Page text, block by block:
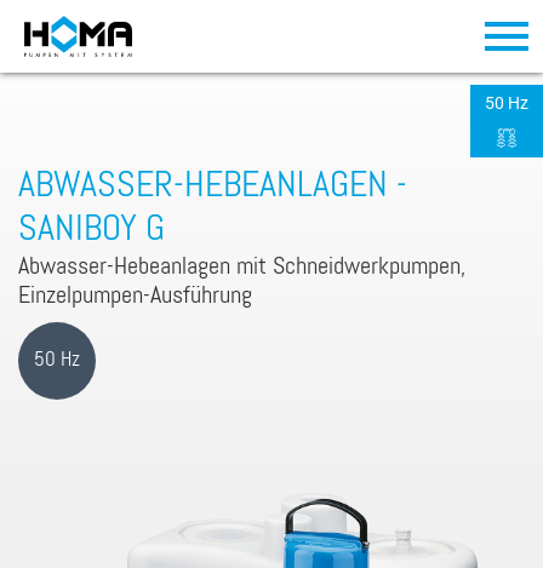
ABWASSER-HEBEANLAGEN -
SANIBOY G
Abwasser-Hebeanlagen mit Schneidwerkpumpen,
Einzelpumpen-Ausführung
50 Hz
50 Hz